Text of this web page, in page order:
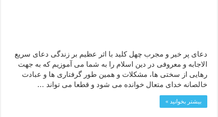
دعای پر خیر و مجرب چهل کلید با اثر عظیم بر زندگی دعای سریع
الاجابه و معروفی در دین اسلام را به شما می آموزیم که به جهت
رهایی از سختی ها، مشکلات و همین طور گرفتاری ها و عبادت
خالصانه خدای متعال خوانده می شود و قطعا می تواند …
بیشتر بخوانید »